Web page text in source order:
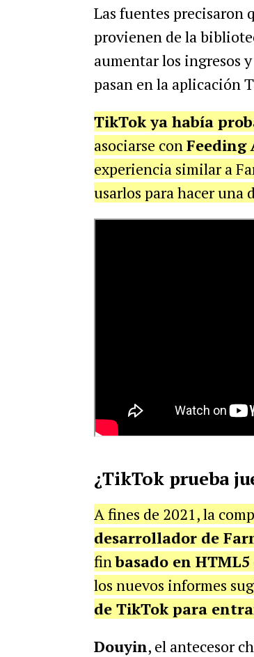
Las fuentes precisaron
provienen de la
aumentar los ingresos
pasan en la aplicación
TikTok ya había
asociarse conFeeding
experiencia similar a
usarlos para hacer una
¿TikTok prueba
A fines de 2021, la
desarrollador de
finbasado en HTML5
los nuevos informes
de TikTok para
Douyin, el antecesor